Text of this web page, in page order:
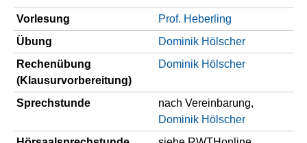
Vorlesung
Prof. Heberling
Übung
Dominik Hölscher
Rechen­übung
(Klausurvorbereitung)
Dominik Hölscher
Sprech­stunde
nach Vereinbarung,
Dominik Hölscher